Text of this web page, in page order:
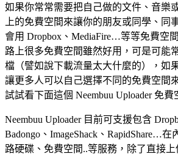
如果你常常需要把自己做的文件、音樂
上的免費空間來讓你的朋友或同學、同
會用 Dropbox、MediaFire…等等免費空
路上很多免費空間雖然好用，可是可能
檔（譬如說下載流量太大什麼的），如
讓更多人可以自己選擇不同的免費空間
試試看下面這個 Neembuu Uploader 免費
Neembuu Uploader 目前可支援包含
Badongo、ImageShack、RapidShare…
路硬碟、免費空間..等服務，除了直接